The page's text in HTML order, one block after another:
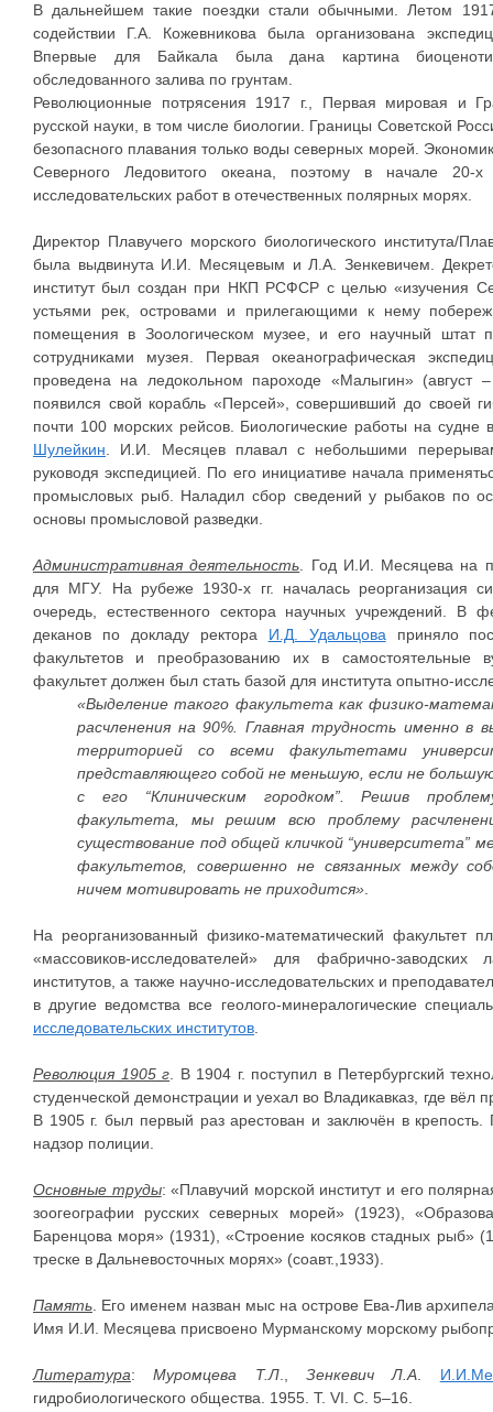
В дальнейшем такие поездки стали обычными. Летом
содействии Г.А. Кожевникова была организована
Впервые для Байкала была дана картина
обследованного залива по грунтам.
Революционные потрясения 1917 г., Первая мировая и
русской науки, в том числе биологии. Границы Советской
безопасного плавания только воды северных морей.
Северного Ледовитого океана, поэтому в начале 20-х
исследовательских работ в отечественных полярных морях.
Директор Плавучего морского биологического института/
была выдвинута И.И. Месяцевым и Л.А. Зенкевичем.
институт был создан при НКП РСФСР с целью «изучения
устьями рек, островами и прилегающими к нему
помещения в Зоологическом музее, и его научный штат
сотрудниками музея. Первая океанографическая
проведена на ледокольном пароходе «Малыгин» (август
появился свой корабль «Персей», совершивший до своей
почти 100 морских рейсов. Биологические работы на
Шулейкин . И.И. Месяцев плавал с небольшими
руководя экспедицией. По его инициативе начала
промысловых рыб. Наладил сбор сведений у рыбаков по
основы промысловой разведки.
Административная деятельность . Год И.И. Месяцева на
для МГУ. На рубеже 1930-х гг. началась реорганизация
очередь, естественного сектора научных учреждений.
деканов по докладу ректора И.Д. Удальцова приняло
факультетов и преобразованию их в самостоятельные
факультет должен был стать базой для института опытно-
«Выделение такого факультета как физико-
расчленения на 90%. Главная трудность именно в
территорией со всеми факультетами
представляющего собой не меньшую, если не
с его “Клиническим городком”. Решив
факультета, мы решим всю проблему
существование под общей кличкой “университета”
факультетов, совершенно не связанных между
ничем мотивировать не приходится»
На реорганизованный физико-математический факультет
«массовиков-исследователей» для фабрично-заводских
институтов, а также научно-исследовательских и
в другие ведомства все геолого-минералогические
исследовательских институтов
Революция 1905 г . В 1904 г. поступил в Петербургский
студенческой демонстрации и уехал во Владикавказ, где вёл
В 1905 г. был первый раз арестован и заключён в
надзор полиции.
Основные труды: «Плавучий морской институт и его
зоогеографии русских северных морей» (1923),
Баренцова моря» (1931), «Строение косяков стадных рыб»
треске в Дальневосточных морях» (соавт.,1933).
Память . Его именем назван мыс на острове Ева-Лив
Имя И.И. Месяцева присвоено Мурманскому морскому
Литература:Муромцева Т.Л.,Зенкевич Л.А
гидробиологического общества. 1955. Т. VI. С. 5–16.